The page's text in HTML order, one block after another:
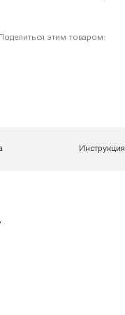
этим товаром:
Инструкция